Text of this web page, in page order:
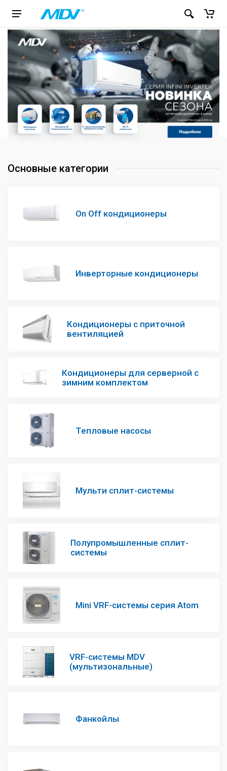
Основные категории
On Off кондиционеры
Инверторные кондиционеры
Кондиционеры с приточной
вентиляцией
Кондиционеры для серверной с
зимним комплектом
Тепловые насосы
Мульти сплит-системы
Полупромышленные сплит-
системы
Mini VRF-системы серия Atom
VRF-системы MDV
(мультизональные)
Фанкойлы